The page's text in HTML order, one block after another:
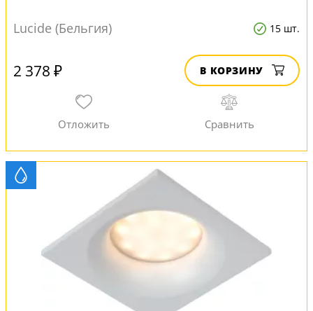
Lucide (Бельгия) 15 шт.
2 378 ₽ В КОРЗИНУ